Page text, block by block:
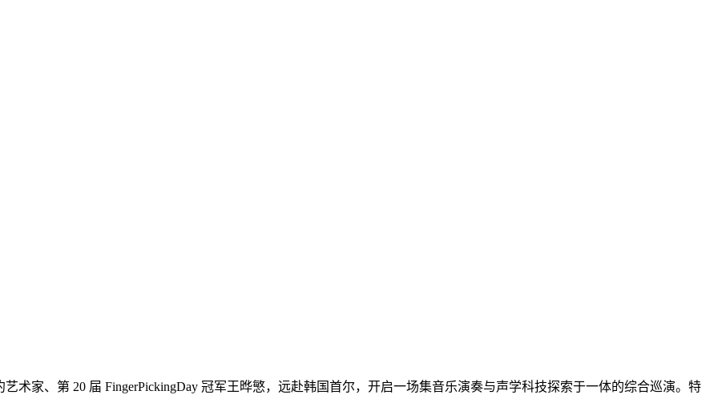
艺术家、第 20 届 FingerPickingDay 冠军王晔慜，远赴韩国首尔，开启一场集音乐演奏与声学科技探索于一体的综合巡演。特